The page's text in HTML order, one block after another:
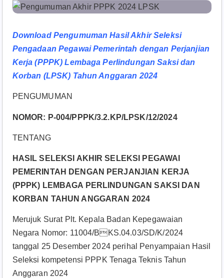
Download Pengumuman Hasil Akhir Seleksi
Pengadaan Pegawai Pemerintah dengan Perjanjian
Kerja (PPPK) Lembaga Perlindungan Saksi dan
Korban (LPSK) Tahun Anggaran 2024
PENGUMUMAN
NOMOR: P-004/PPPK/3.2.KP/LPSK/12/2024
TENTANG
HASIL SELEKSI AKHIR SELEKSI PEGAWAI
PEMERINTAH DENGAN PERJANJIAN KERJA
(PPPK) LEMBAGA PERLINDUNGAN SAKSI DAN
KORBAN TAHUN ANGGARAN 2024
Merujuk Surat Plt. Kepala Badan Kepegawaian
Negara Nomor: 11004/BKS.04.03/SD/K/2024
tanggal 25 Desember 2024 perihal Penyampaian Hasil
Seleksi kompetensi PPPK Tenaga Teknis Tahun
Anggaran 2024